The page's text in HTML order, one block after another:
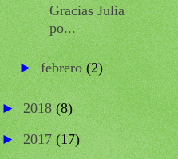
Gracias Julia
po...
►febrero(2)
►2018(8)
►2017(17)